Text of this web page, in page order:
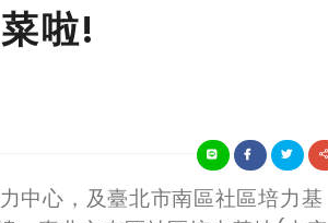
啦!
中心，及臺北市南區社區培力基